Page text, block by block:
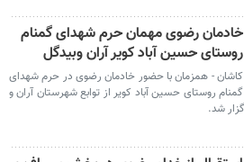
خادمان رضوی مهمان حرم شهدای گمنام
روستای حسین آباد کویر آران وبیدگل
کاشان - همزمان با حضور خادمان رضوی در حرم شهدای
گمنام روستای حسین آباد کویر از توابع شهرستان آران و
شد.